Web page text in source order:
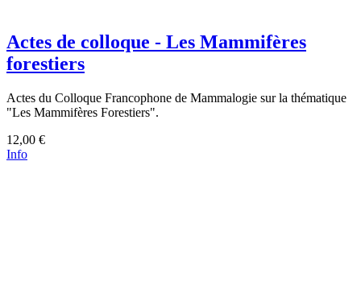
Actes de colloque - Les Mammifères
forestiers
Actes du Colloque Francophone de Mammalogie sur la thématique
"Les Mammifères Forestiers".
12,00 €
Info